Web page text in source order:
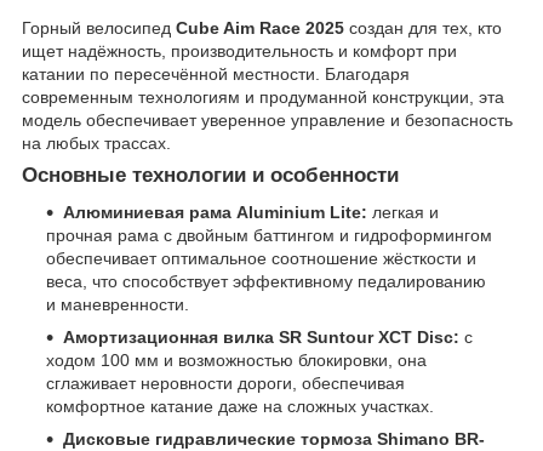
Горный велосипед Cube Aim Race 2025 создан для тех, кто
ищет надёжность, производительность и комфорт при
катании по пересечённой местности. Благодаря
современным технологиям и продуманной конструкции, эта
модель обеспечивает уверенное управление и безопасность
на любых трассах.​
Основные технологии и особенности
Алюминиевая рама Aluminium Lite: легкая и
прочная рама с двойным баттингом и гидроформингом
обеспечивает оптимальное соотношение жёсткости и
веса, что способствует эффективному педалированию
и маневренности.​
Амортизационная вилка SR Suntour XCT Disc: с
ходом 100 мм и возможностью блокировки, она
сглаживает неровности дороги, обеспечивая
комфортное катание даже на сложных участках.​
Дисковые гидравлические тормоза Shimano BR-